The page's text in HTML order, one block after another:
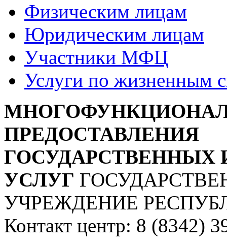
Физическим лицам
Юридическим лицам
Участники МФЦ
Услуги по жизненным
ПРЕДОСТАВЛЕНИЯ
УСЛУГ
УЧРЕЖДЕНИЕ
Контакт центр: 8 (8342)